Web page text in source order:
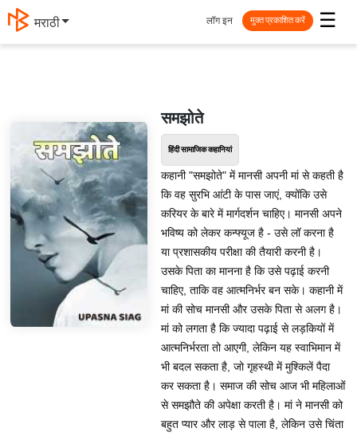
मराठी ☰
लॉग इन मुक्त प्रकाशित करें
समझोते
हिंदी सामाजिक कहानियां
कहानी "समझोते" में मानसी अपनी मां से कहती है
कि वह सुरभि आंटी के पास जाएं, क्योंकि उसे
करियर के बारे में मार्गदर्शन चाहिए। मानसी अपने
भविष्य को लेकर कन्फ्यूज है - उसे लॉ करना है
या प्रशासकीय परीक्षा की तैयारी करनी है।
उसके पिता का मानना है कि उसे पढ़ाई करनी
चाहिए, ताकि वह आत्मनिर्भर बन सके। कहानी में
मां की सोच मानसी और उसके पिता से अलग है।
मां को लगता है कि ज्यादा पढ़ाई से लड़कियों में
आत्मनिर्भरता तो आएगी, लेकिन यह स्वाभिमान में
भी बदल सकता है, जो गृहस्थी में मुश्किलें पैदा
कर सकता है। समाज की सोच आज भी महिलाओं
से समझौते की अपेक्षा करती है। मां ने मानसी को
बहुत प्यार और लाड़ से पाला है, लेकिन उसे चिंता